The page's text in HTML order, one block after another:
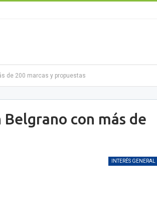
de 200 marcas y propuestas
con más de
INTERÉS GENERAL